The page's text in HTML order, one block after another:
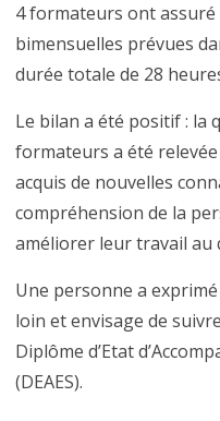
4 formateurs ont
bimensuelles prévues
durée totale de 28
Le bilan a été positif : la
formateurs a été
acquis de nouvelles
compréhension de la
améliorer leur travail au
Une personne a
loin et envisage de
Diplôme d’Etat
(DEAES).